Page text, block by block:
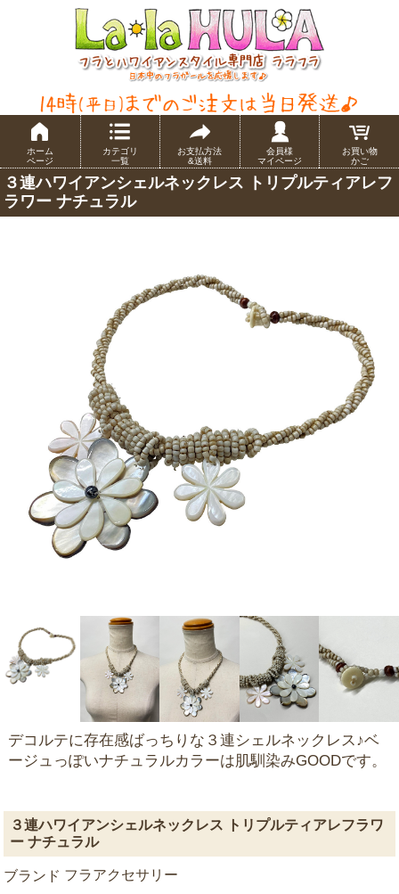
ホーム
ページ
カテゴリ
一覧
お支払方法
&送料
会員様
マイページ
お買い物
かご
３連ハワイアンシェルネックレス トリプルティアレフ
ラワー ナチュラル
デコルテに存在感ばっちりな３連シェルネックレス♪ベ
ージュっぽいナチュラルカラーは肌馴染みGOODです。
３連ハワイアンシェルネックレス トリプルティアレフラワ
ー ナチュラル
ブランド フラアクセサリー